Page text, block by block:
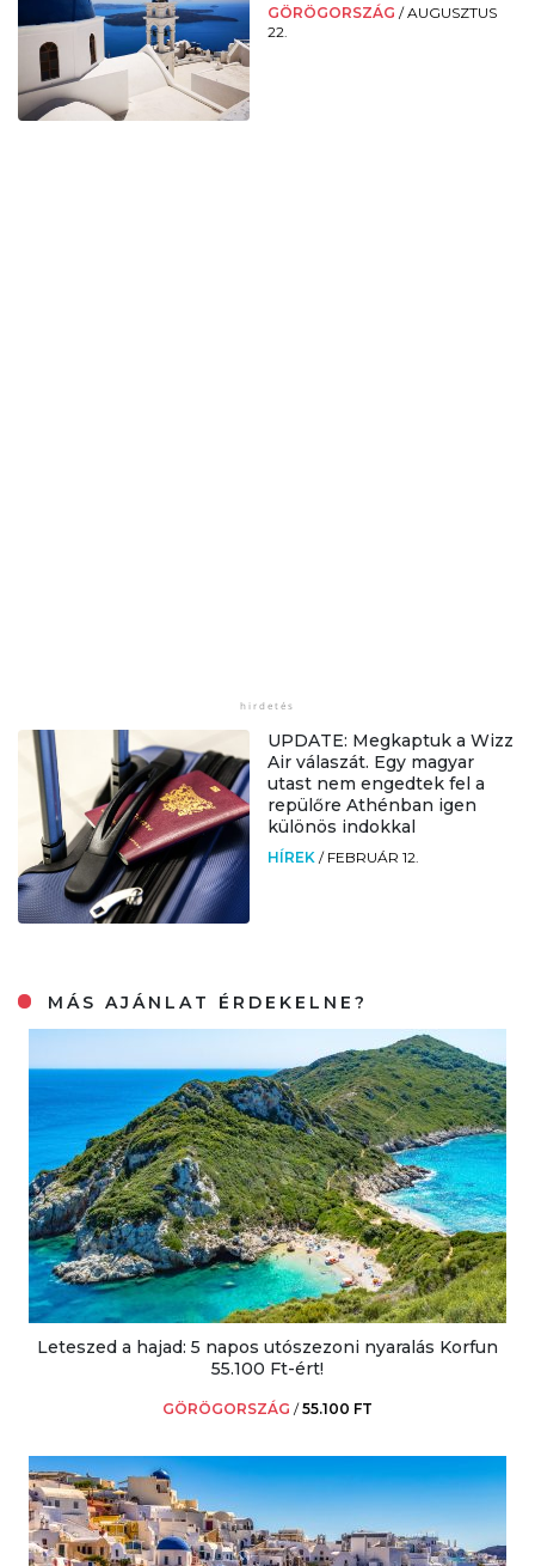
GÖRÖGORSZÁG /AUGUSZTUS
22.
UPDATE: Megkaptuk a Wizz
Air válaszát. Egy magyar
utast nem engedtek fel a
repülőre Athénban igen
különös indokkal
HÍREK / FEBRUÁR 12.
MÁS AJÁNLAT ÉRDEKELNE?
Leteszed a hajad: 5 napos utószezoni nyaralás Korfun
55.100 Ft-ért!
GÖRÖGORSZÁG /55.100 FT